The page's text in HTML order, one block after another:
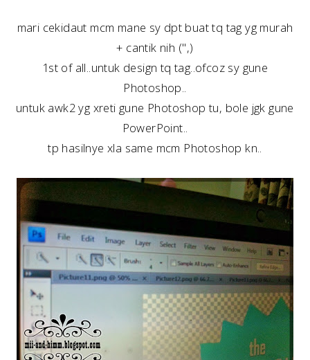
mari cekidaut mcm mane sy dpt buat tq tag yg murah
+ cantik nih ('',)
1st of all..untuk design tq tag..ofcoz sy gune
Photoshop..
untuk awk2 yg xreti gune Photoshop tu, bole jgk gune
PowerPoint..
tp hasilnye xla same mcm Photoshop kn..